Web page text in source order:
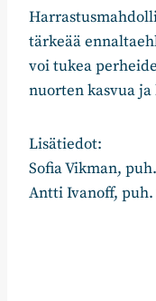
tärkeää
voi tukea
nuorten kasvua ja
Lisätiedot:
Sofia Vikman,
Antti Ivanoff, puh.